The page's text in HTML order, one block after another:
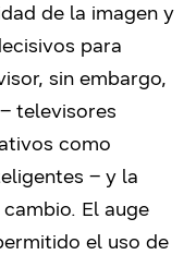
de la imagen y
para
sin embargo,
televisores
como
– y la
El auge
el uso de